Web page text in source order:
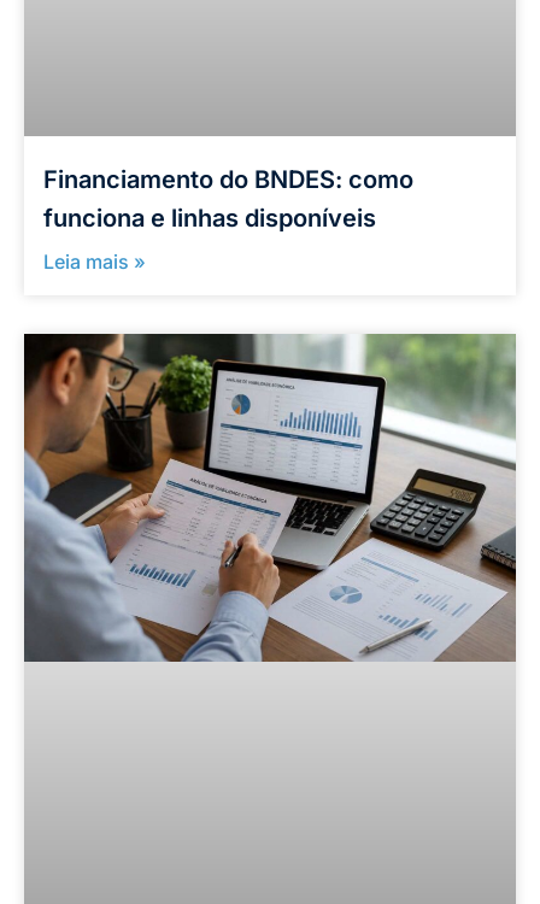
Financiamento do BNDES: como
funciona e linhas disponíveis
Leia mais »